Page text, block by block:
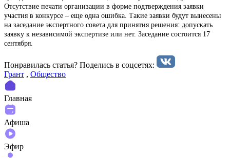
Отсутствие печати организации в форме подтверждения заявки
участия в конкурсе – еще одна ошибка. Такие заявки будут вынесены
на заседание экспертного совета для принятия решения: допускать
заявку к независимой экспертизе или нет. Заседание состоится 17
сентября.
Понравилась статья? Поделиcь в соцсетях:
Грант , Общество
Главная
Афиша
Эфир